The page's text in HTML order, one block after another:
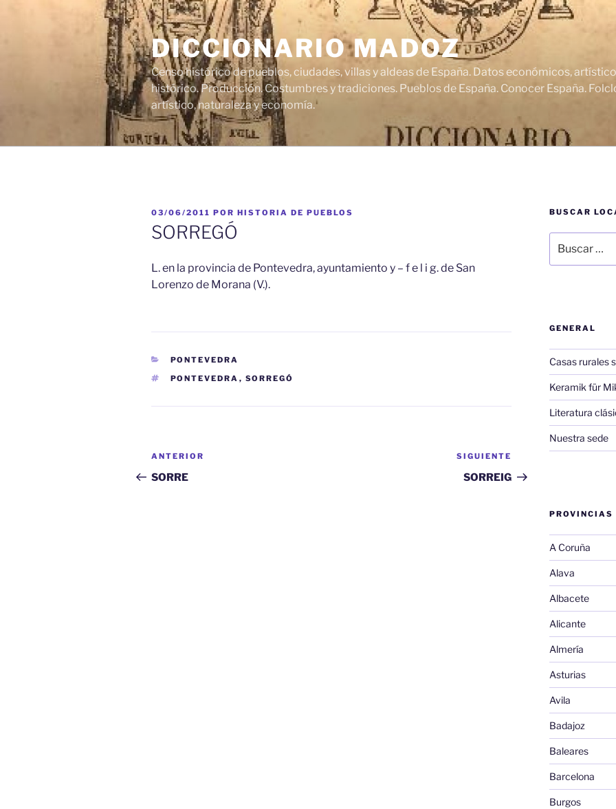
DICCIONARIO MADOZ
Censo histórico de pueblos, ciudades, villas y aldeas de España. Datos económicos,
histórico. Producción. Costumbres y tradiciones. Pueblos de España. Conocer España.
artístico, naturaleza y economía.
PUBLICADO
EL
03/06/2011 POR HISTORIA DE PUEBLOS
SORREGÓ
L. en la provincia de Pontevedra, ayuntamiento y – f e l i g. de San
Lorenzo de Morana (V.).
CATEGORÍAS
PONTEVEDRA
ETIQUETAS
PONTEVEDRA , SORREGÓ
Navegación
de
Entrada
anterior:
ANTERIOR
SORRE
entrada
SIGUIENTE
SORREIG
BUSCAR
por:
GENERAL
Casas rurales
Keramik für
Literatura
Nuestra sede
PROVINCIAS
A Coruña
Alava
Albacete
Alicante
Almería
Asturias
Avila
Badajoz
Baleares
Barcelona
Burgos